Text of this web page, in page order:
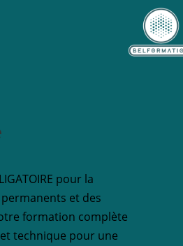
pour la
et des
formation complète
technique pour une